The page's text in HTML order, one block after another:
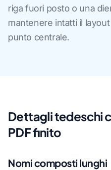
riga fuori posto o una
mantenere intatti il
punto centrale.
Dettagli tedeschi
PDF finito
Nomi composti lunghi